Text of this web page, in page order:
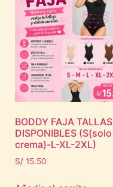
BODDY FAJA TALLAS
DISPONIBLES (S(solo
crema)-L-XL-2XL)
S/ 15.50